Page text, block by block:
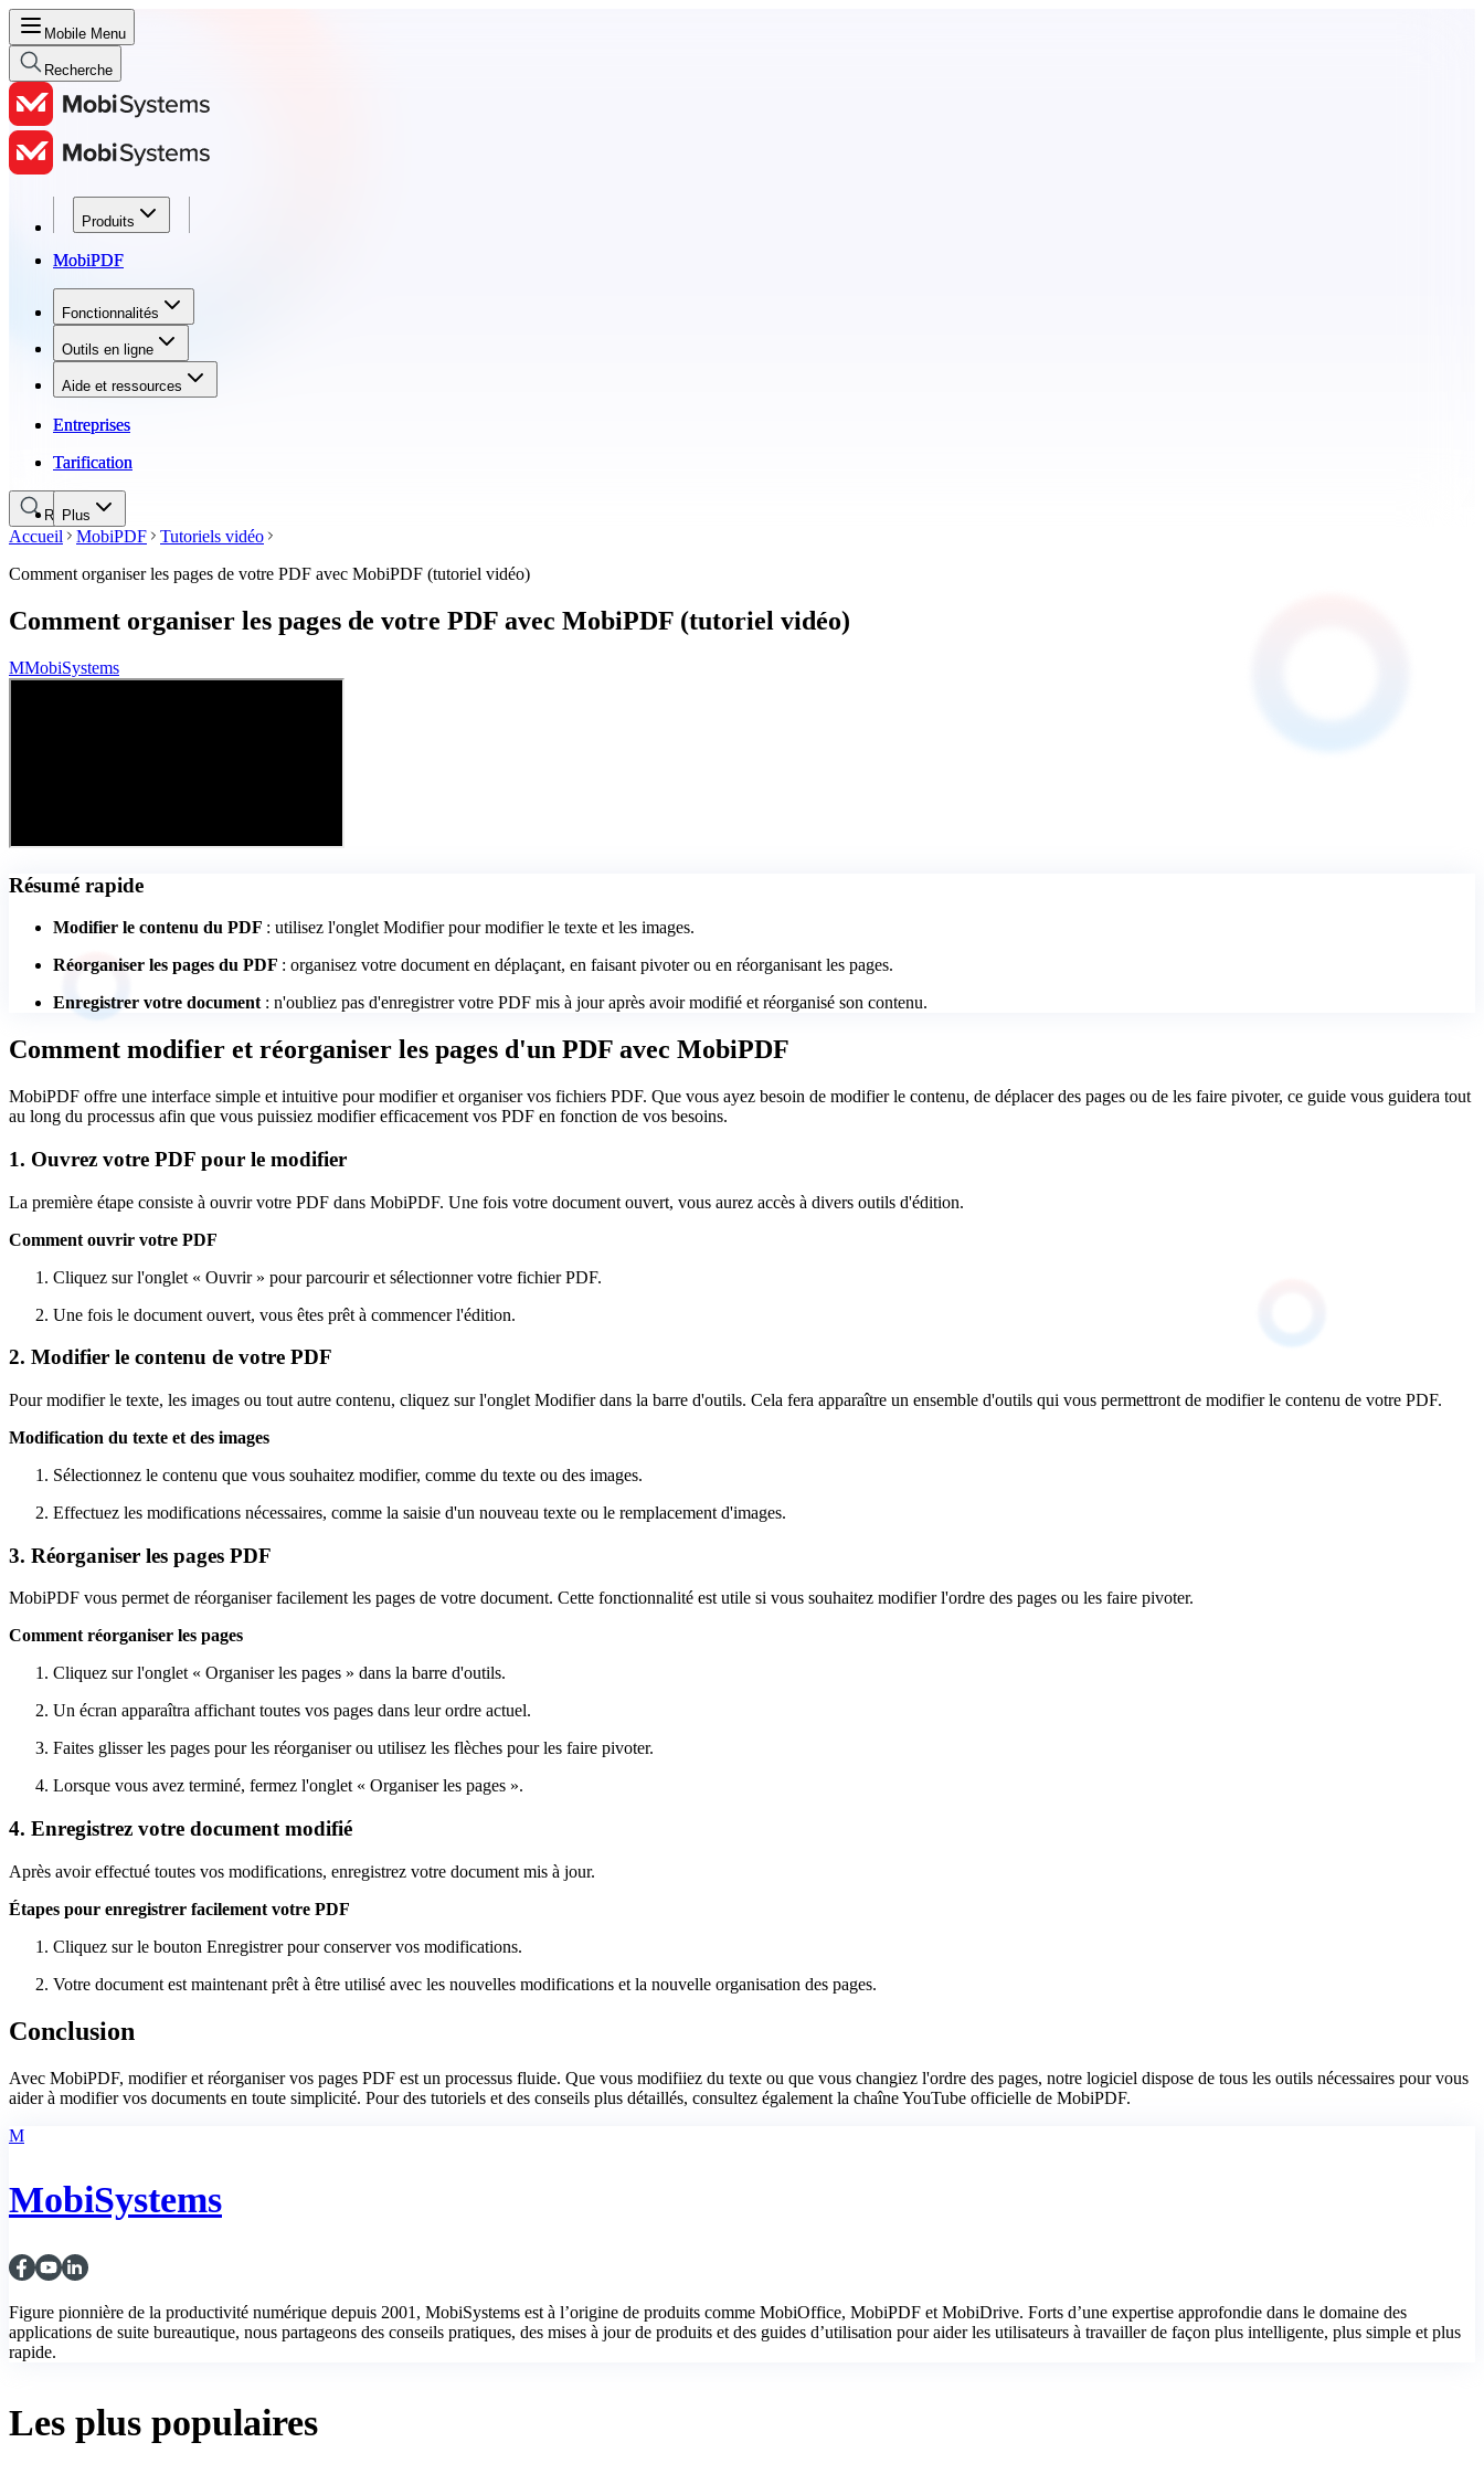
Mobile Menu
Recherche
Produits
MobiPDF
Fonctionnalités
Outils en ligne
Aide et ressources
Entreprises
Tarification
Plus
Produits
MobiPDF
Fonctionnalités
Outils en ligne
Aide et ressources
Entreprises
Tarification
Recherche
Accueil MobiPDF
Tutoriels vidéo
Comment organiser les pages de votre PDF avec MobiPDF (tutoriel vidéo)
Comment organiser les pages de votre PDF avec MobiPDF (tutoriel vidéo)
MMobiSystems
Résumé rapide
Modifier le contenu du PDF : utilisez l'onglet Modifier pour modifier le texte et les images.
Réorganiser les pages du PDF : organisez votre document en déplaçant, en faisant pivoter ou en réorganisant les pages.
Enregistrer votre document : n'oubliez pas d'enregistrer votre PDF mis à jour après avoir modifié et réorganisé son contenu.
Comment modifier et réorganiser les pages d'un PDF avec MobiPDF
MobiPDF offre une interface simple et intuitive pour modifier et organiser vos fichiers PDF. Que vous ayez besoin de modifier le contenu, de déplacer des pages ou de les faire pivoter, ce guide vous guidera tout
au long du processus afin que vous puissiez modifier efficacement vos PDF en fonction de vos besoins.
1. Ouvrez votre PDF pour le modifier
La première étape consiste à ouvrir votre PDF dans MobiPDF. Une fois votre document ouvert, vous aurez accès à divers outils d'édition.
Comment ouvrir votre PDF
Cliquez sur l'onglet « Ouvrir » pour parcourir et sélectionner votre fichier PDF.
Une fois le document ouvert, vous êtes prêt à commencer l'édition.
2. Modifier le contenu de votre PDF
Pour modifier le texte, les images ou tout autre contenu, cliquez sur l'onglet Modifier dans la barre d'outils. Cela fera apparaître un ensemble d'outils qui vous permettront de modifier le contenu de votre PDF.
Modification du texte et des images
Sélectionnez le contenu que vous souhaitez modifier, comme du texte ou des images.
Effectuez les modifications nécessaires, comme la saisie d'un nouveau texte ou le remplacement d'images.
3. Réorganiser les pages PDF
MobiPDF vous permet de réorganiser facilement les pages de votre document. Cette fonctionnalité est utile si vous souhaitez modifier l'ordre des pages ou les faire pivoter.
Comment réorganiser les pages
Cliquez sur l'onglet « Organiser les pages » dans la barre d'outils.
Un écran apparaîtra affichant toutes vos pages dans leur ordre actuel.
Faites glisser les pages pour les réorganiser ou utilisez les flèches pour les faire pivoter.
Lorsque vous avez terminé, fermez l'onglet « Organiser les pages ».
4. Enregistrez votre document modifié
Après avoir effectué toutes vos modifications, enregistrez votre document mis à jour.
Étapes pour enregistrer facilement votre PDF
Cliquez sur le bouton Enregistrer pour conserver vos modifications.
Votre document est maintenant prêt à être utilisé avec les nouvelles modifications et la nouvelle organisation des pages.
Conclusion
Avec MobiPDF, modifier et réorganiser vos pages PDF est un processus fluide. Que vous modifiiez du texte ou que vous changiez l'ordre des pages, notre logiciel dispose de tous les outils nécessaires pour vous
aider à modifier vos documents en toute simplicité. Pour des tutoriels et des conseils plus détaillés, consultez également la chaîne YouTube officielle de MobiPDF.
M
MobiSystems
Figure pionnière de la productivité numérique depuis 2001, MobiSystems est à l’origine de produits comme MobiOffice, MobiPDF et MobiDrive. Forts d’une expertise approfondie dans le domaine des
applications de suite bureautique, nous partageons des conseils pratiques, des mises à jour de produits et des guides d’utilisation pour aider les utilisateurs à travailler de façon plus intelligente, plus simple et plus
rapide.
Les plus populaires